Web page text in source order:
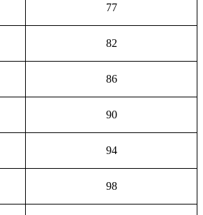
77
82
86
90
94
98